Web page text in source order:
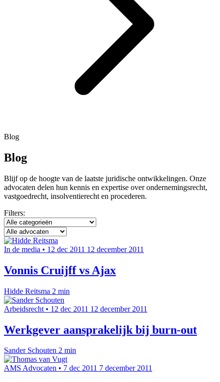
Blog
Blog
Blijf op de hoogte van de laatste juridische ontwikkelingen. Onze
advocaten delen hun kennis en expertise over ondernemingsrecht,
vastgoedrecht, insolventierecht en procederen.
Filters:
In de media • 12 dec 2011 12 december 2011
Vonnis Cruijff vs Ajax
Hidde Reitsma 2 min
Arbeidsrecht • 12 dec 2011 12 december 2011
Werkgever aansprakelijk bij burn-out
Sander Schouten 2 min
AMS Advocaten • 7 dec 2011 7 december 2011